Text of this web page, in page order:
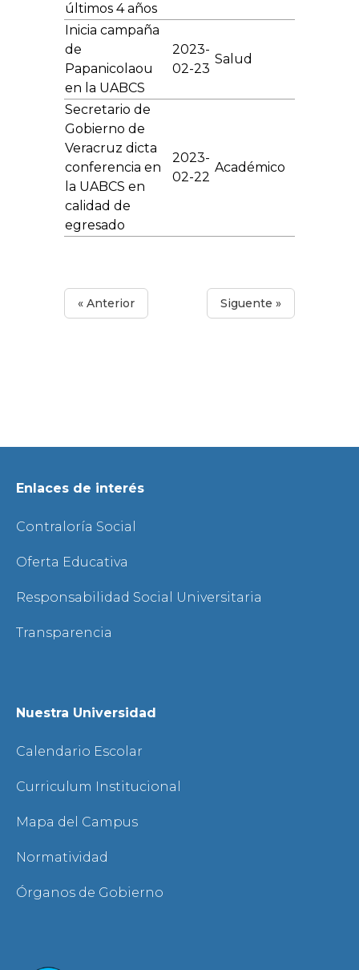
últimos 4 años
Inicia campaña
de
Papanicolaou
en la UABCS
2023-
02-23
Salud
Secretario de
Gobierno de
Veracruz dicta
conferencia en
la UABCS en
calidad de
egresado
2023-
02-22
Académico
« Anterior Siguente »
Enlaces de interés
Contraloría Social
Oferta Educativa
Responsabilidad Social Universitaria
Transparencia
Nuestra Universidad
Calendario Escolar
Curriculum Institucional
Mapa del Campus
Normatividad
Órganos de Gobierno